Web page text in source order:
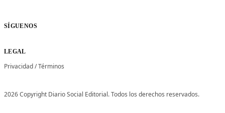
SÍGUENOS
LEGAL
Privacidad/Términos
2026 Copyright Diario Social Editorial. Todos los derechos reservados.